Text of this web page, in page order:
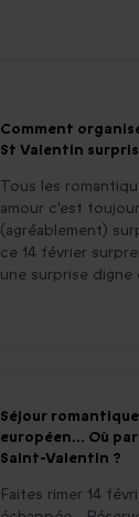
Comment
St Valentin
Tous les
amour c'est
(agréablement)
ce 14 février
une surprise digne
Séjour
européen… Où
Saint-Valentin ?
Faites rimer 14